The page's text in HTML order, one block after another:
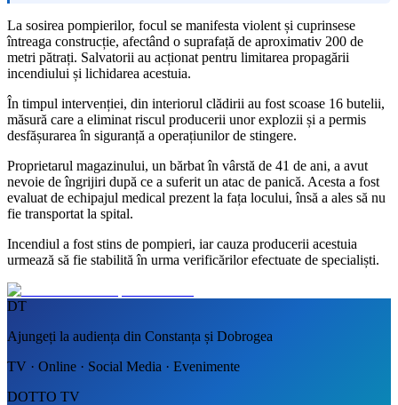
La sosirea pompierilor, focul se manifesta violent și cuprinsese
întreaga construcție, afectând o suprafață de aproximativ 200 de
metri pătrați. Salvatorii au acționat pentru limitarea propagării
incendiului și lichidarea acestuia.
În timpul intervenției, din interiorul clădirii au fost scoase 16 butelii,
măsură care a eliminat riscul producerii unor explozii și a permis
desfășurarea în siguranță a operațiunilor de stingere.
Proprietarul magazinului, un bărbat în vârstă de 41 de ani, a avut
nevoie de îngrijiri după ce a suferit un atac de panică. Acesta a fost
evaluat de echipajul medical prezent la fața locului, însă a ales să nu
fie transportat la spital.
Incendiul a fost stins de pompieri, iar cauza producerii acestuia
urmează să fie stabilită în urma verificărilor efectuate de specialiști.
DT
Ajungeți la audiența din Constanța și Dobrogea
TV · Online · Social Media · Evenimente
DOTTO TV